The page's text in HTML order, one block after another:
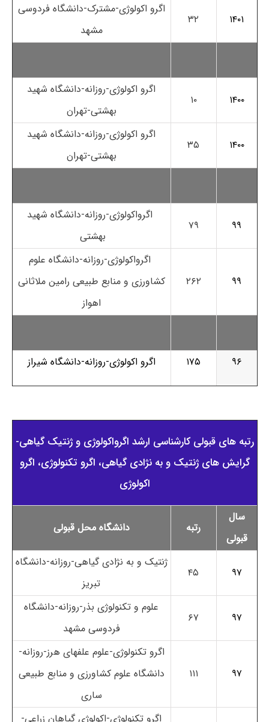
۱۴۰۱ ۳۲
اگرو اکولوژی-مشترک-دانشگاه فردوسی
مشهد
۱۴۰۰ ۱۰
اگرو اکولوژی-روزانه-دانشگاه شهید
بهشتی-تهران
۱۴۰۰ ۳۵
اگرو اکولوژی-روزانه-دانشگاه شهید
بهشتی-تهران
۹۹ ۷۹
اگرواکولوژی-روزانه-دانشگاه شهید
بهشتی
۹۹ ۲۶۲
اگرواکولوژی-روزانه-دانشگاه علوم
کشاورزی و منابع طبیعی رامین ملاثانی
اهواز
۹۶ ۱۷۵ اگرو اکولوژی-روزانه-دانشگاه شیراز
رتبه های قبولی کارشناسی ارشد اﮔﺮواﻛﻮﻟﻮژی و ژنتیک ﮔﻴﺎهی-
گرایش های ژنتیک و به نژادی گیاهی، اگرو تکنولوژی، اگرو
اکولوژی
سال
قبولی
رتبه دانشگاه محل قبولی
۹۷ ۴۵
ژنتیک و به نژادی گیاهی-روزانه-دانشگاه
تبریز
۹۷ ۶۷
علوم و تکنولوژی بذر-روزانه-دانشگاه
فردوسی مشهد
۹۷ ۱۱۱
اگرو تکنولوژی-علوم علفهای هرز-روزانه-
دانشگاه علوم کشاورزی و منابع طبیعی
ساری
اگرو تکنولوژی-اکولوژی گیاهان زراعی-